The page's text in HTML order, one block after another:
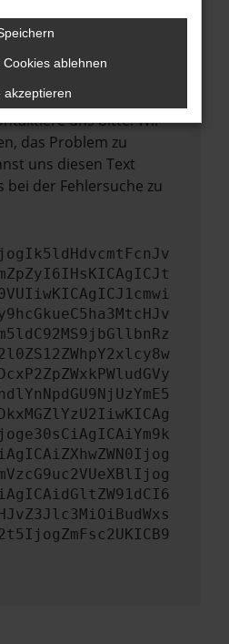
Funktionen nicht
Webseitenbetreiber.
genannten Schritte
uns bitte. Wir
das Problem zu
uns diesen Text
bei der Fehlersuche zu
ablehnen
akzeptieren